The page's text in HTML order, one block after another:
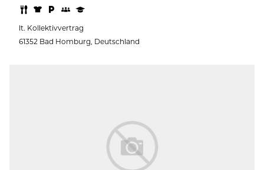
lt. Kollektivvertrag
61352 Bad Homburg, Deutschland